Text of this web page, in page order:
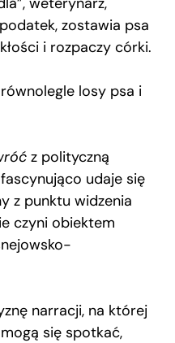
zostawia psa
i rozpaczy córki.
losy psa i
z polityczną
udaje się
z punktu widzenia
czyni obiektem
narracji, na której
się spotkać,